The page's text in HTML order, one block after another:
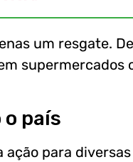
um resgate.
supermercados
país
para